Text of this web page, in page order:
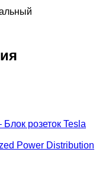
розеток Tesla
Power Distribution